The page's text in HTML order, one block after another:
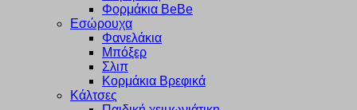
Φορμάκια BeBe
Εσώρουχα
Φανελάκια
Μπόξερ
Σλιπ
Κορμάκια Βρεφικά
Κάλτσες